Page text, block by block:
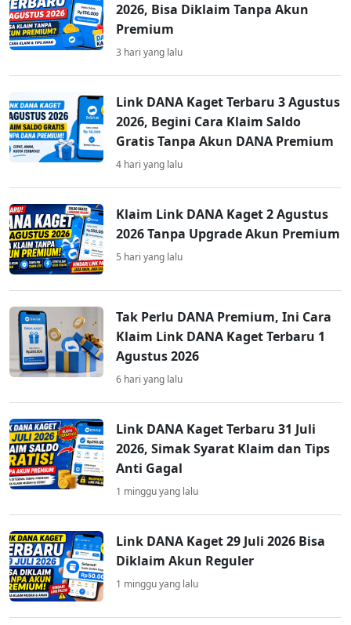
2026, Bisa Diklaim Tanpa Akun
Premium
3 hari yang lalu
Link DANA Kaget Terbaru 3 Agustus
2026, Begini Cara Klaim Saldo
Gratis Tanpa Akun DANA Premium
4 hari yang lalu
Klaim Link DANA Kaget 2 Agustus
2026 Tanpa Upgrade Akun Premium
5 hari yang lalu
Tak Perlu DANA Premium, Ini Cara
Klaim Link DANA Kaget Terbaru 1
Agustus 2026
6 hari yang lalu
Link DANA Kaget Terbaru 31 Juli
2026, Simak Syarat Klaim dan Tips
Anti Gagal
1 minggu yang lalu
Link DANA Kaget 29 Juli 2026 Bisa
Diklaim Akun Reguler
1 minggu yang lalu